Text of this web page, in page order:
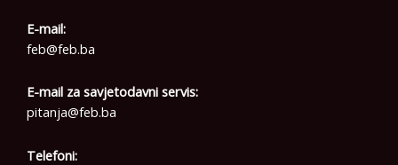
E-mail:
feb@feb.ba
E-mail za savjetodavni servis:
pitanja@feb.ba
Telefoni: